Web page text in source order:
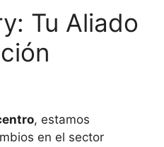
Tu Aliado
, estamos
en el sector